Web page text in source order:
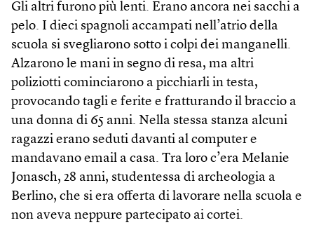
Gli altri furono più lenti. Erano ancora nei sacchi a
pelo. I dieci spagnoli accampati nell’atrio della
scuola si svegliarono sotto i colpi dei manganelli.
Alzarono le mani in segno di resa, ma altri
poliziotti cominciarono a picchiarli in testa,
provocando tagli e ferite e fratturando il braccio a
una donna di 65 anni. Nella stessa stanza alcuni
ragazzi erano seduti davanti al computer e
mandavano email a casa. Tra loro c’era Melanie
Jonasch, 28 anni, studentessa di archeologia a
Berlino, che si era offerta di lavorare nella scuola e
non aveva neppure partecipato ai cortei.